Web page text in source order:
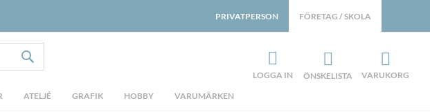
ATELJÉ GRAFIK HOBBY VARUMÄRKEN
FÖRETAG / SKOLA
PRIVATPERSON
LOGGA IN ÖNSKELISTA VARUKORG